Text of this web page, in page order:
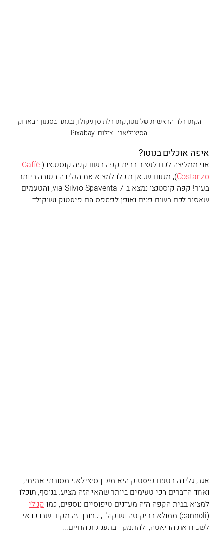
הקתדרלה הראשית של נוטו, קתדרלת סן ניקולו, נבנתה בסגנון הבארוק
הסיציליאני - צילום: Pixabay
איפה אוכלים בנוטו?
אני ממליצה לכם לעצור בבית קפה בשם קפה קוסטנצו (Caffè
Costanzo), משום שכאן תוכלו למצוא את הגלידה הטובה ביותר
בעיר! קפה קוסטנצו נמצא ב-via Silvio Spaventa 7, והטעמים
שאסור לכם בשום פנים ואופן לפספס הם פיסטוק ושוקולד.
אגב, גלידה בטעם פיסטוק היא מעדן סיצילאני מסורתי אמיתי,
ואחד הדברים הכי טעימים ביותר שהאי הזה מציע. בנוסף, תוכלו
למצוא בבית הקפה הזה מעדנים טיפוסיים נוספים, כמו קנולי
(cannoli) ממולא בריקוטה ושוקולד, כמובן. זה מקום שבו כדאי
לשכוח את הדיאטה, ולהתמקד בתענוגות החיים...